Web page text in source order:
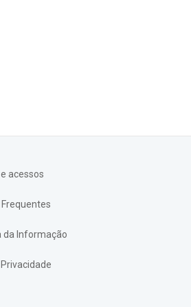
acessos
da Informação